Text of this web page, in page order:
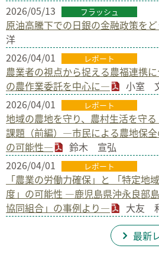
2026/05/13
フラッシュ
原油高騰下での日銀の金融政策をど
洋
2026/04/01
レポート
農業者の視点から捉える農福連携
の農作業委託を中心に―
小室
2026/04/01
レポート
地域の農地を守り、農村生活を守
課題（前編）―市民による農地保全
の可能性―
鈴木 宣弘
2026/04/01
レポート
「農業の労働力確保」と 「特定地
度」の可能性 ―鹿児島県沖永良部
協同組合」の事例より―
大友
最新